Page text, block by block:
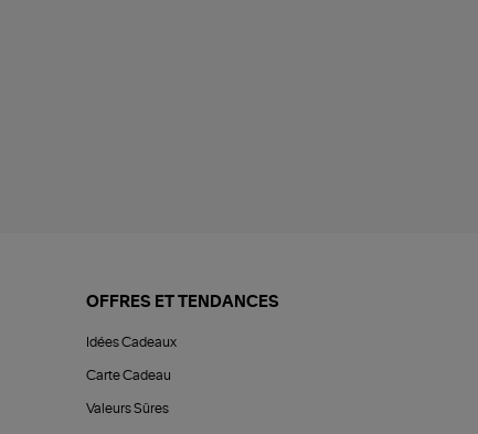
OFFRES ET TENDANCES
Idées Cadeaux
Carte Cadeau
Valeurs Sûres